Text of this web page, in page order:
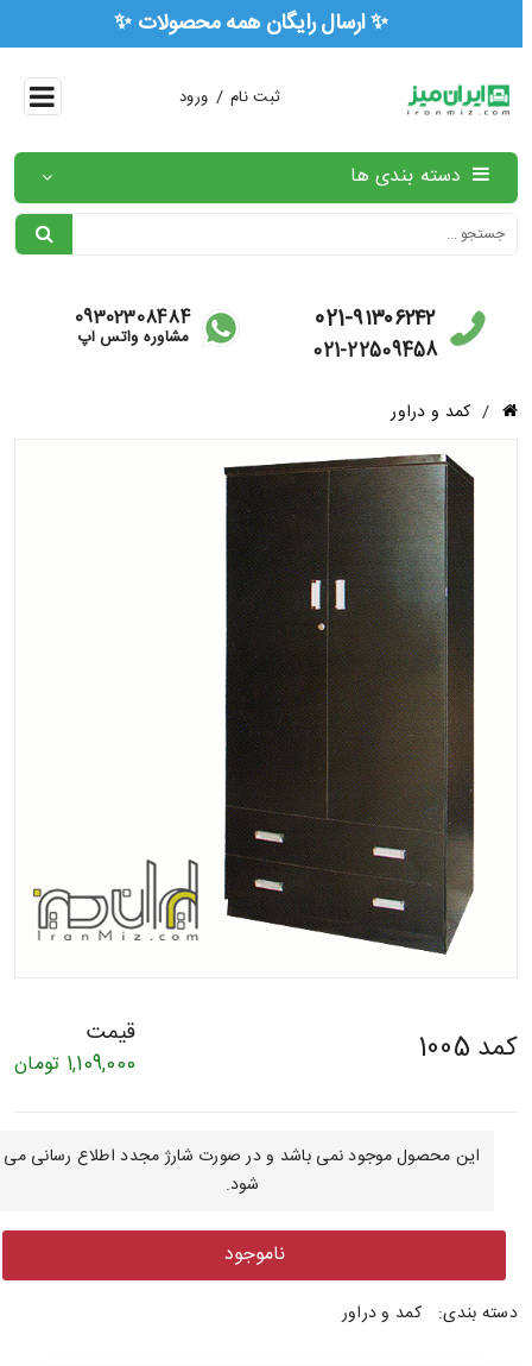
✨ ارسال رایگان همه محصولات ✨
ثبت نام / ورود
دسته بندی ها
021-۹۱۳۰۶۲۴۲
021-22509458
09302308484
مشاوره واتس آپ
کمد و دراور
کمد 1005 قیمت
1,109,000تومان
این محصول موجود نمی باشد و در صورت شارژ مجدد اطلاع رسانی می
شود.
ناموجود
دسته بندی: کمد و دراور